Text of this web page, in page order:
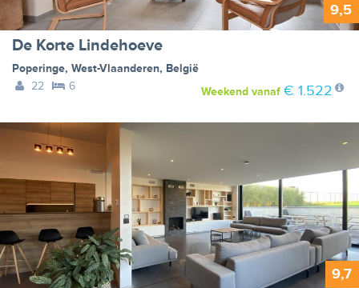
9,5
De Korte Lindehoeve
Poperinge, West-Vlaanderen, België
22
6 Weekendvanaf € 1.522
9,7